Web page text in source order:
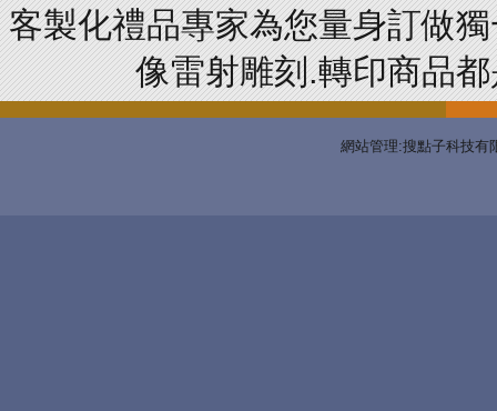
客製化禮品專家為您量身訂做
像雷射雕刻.轉印商品
網站管理:搜點子科技有